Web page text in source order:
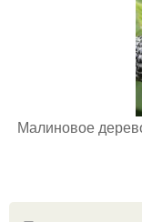
Малиновое